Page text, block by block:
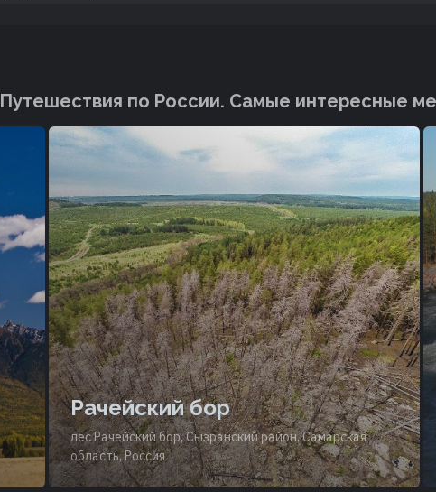
Путешествия по России. Cамые интересные
Рачейский бор
лес Рачейский бор, Сызранский район, Самарская
область, Россия